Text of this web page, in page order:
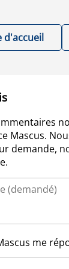
d'accueil
Mascus.
demande,
me